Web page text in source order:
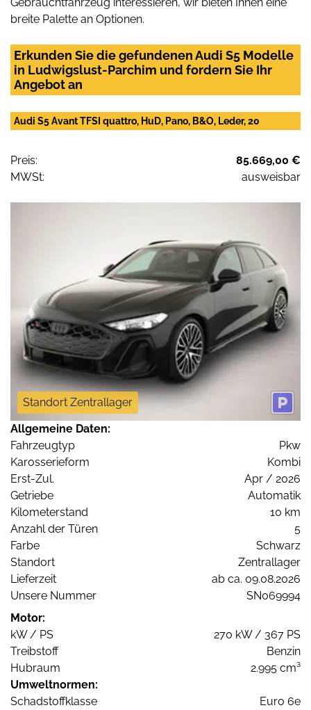
breite Palette an Optionen.
Erkunden Sie die gefundenen Audi S5 Modelle
in Ludwigslust-Parchim und fordern Sie Ihr
Angebot an
Audi S5 Avant TFSI quattro, HuD, Pano, B&O, Leder, 20
Preis:
85.669,00 €
MWSt:
ausweisbar
Standort Zentrallager
Allgemeine Daten:
Fahrzeugtyp
Pkw
Karosserieform
Kombi
Erst-Zul.
Apr / 2026
Getriebe
Automatik
Kilometerstand
10 km
Anzahl der Türen
5
Farbe
Schwarz
Standort
Zentrallager
Lieferzeit
ab ca. 09.08.2026
Unsere Nummer
SN069994
Motor:
kW / PS
270 kW / 367 PS
Treibstoff
Benzin
Hubraum
2.995 cm³
Umweltnormen:
Schadstoffklasse
Euro 6e